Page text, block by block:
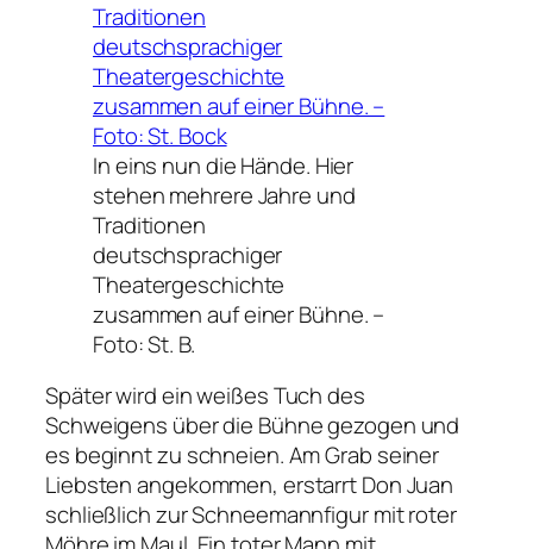
In eins nun die Hände. Hier
stehen mehrere Jahre und
Traditionen
deutschsprachiger
Theatergeschichte
zusammen auf einer Bühne. –
Foto: St. B.
Später wird ein weißes Tuch des
Schweigens über die Bühne gezogen und
es beginnt zu schneien. Am Grab seiner
Liebsten angekommen, erstarrt Don Juan
schließlich zur Schneemannfigur mit roter